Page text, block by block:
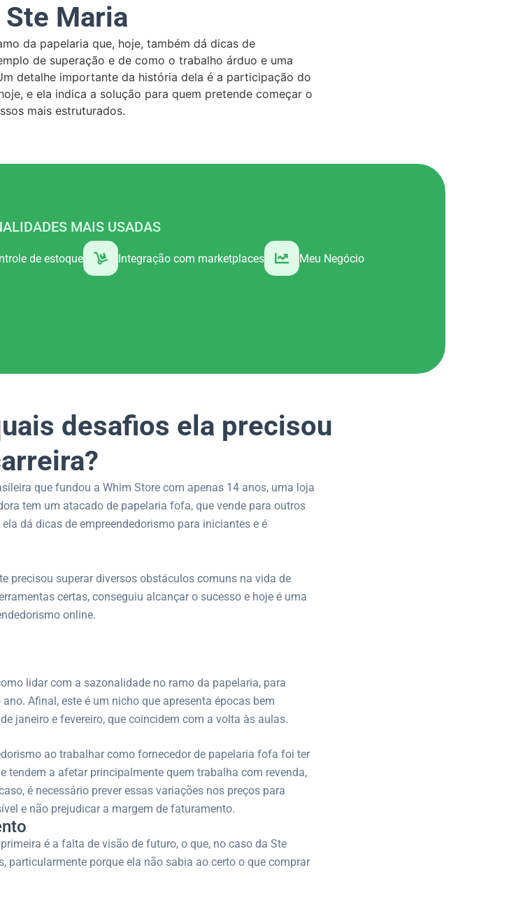
Maria
da papelaria que, hoje, também dá dicas de
de superação e de como o trabalho árduo e uma
detalhe importante da história dela é a participação do
e ela indica a solução para quem pretende começar o
mais estruturados.
MAIS USADAS
de estoque Integração com marketplaces Meu Negócio
desafios ela precisou
que fundou a Whim Store com apenas 14 anos, uma loja
tem um atacado de papelaria fofa, que vende para outros
dá dicas de empreendedorismo para iniciantes e é
precisou superar diversos obstáculos comuns na vida de
certas, conseguiu alcançar o sucesso e hoje é uma
online.
lidar com a sazonalidade no ramo da papelaria, para
Afinal, este é um nicho que apresenta épocas bem
janeiro e fevereiro, que coincidem com a volta às aulas.
ao trabalhar como fornecedor de papelaria fofa foi ter
tendem a afetar principalmente quem trabalha com revenda,
é necessário prever essas variações nos preços para
e não prejudicar a margem de faturamento.
é a falta de visão de futuro, o que, no caso da Ste
particularmente porque ela não sabia ao certo o que comprar